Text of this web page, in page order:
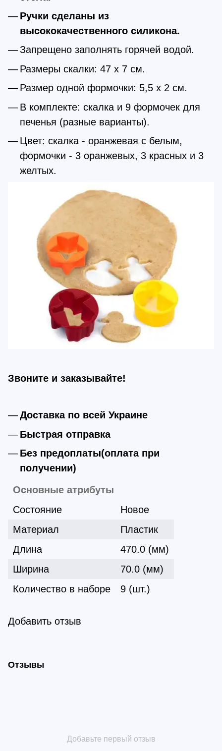
Ручки сделаны из
высококачественного силикона.
Запрещено заполнять горячей водой.
Размеры скалки: 47 x 7 см.
Размер одной формочки: 5,5 x 2 см.
В комплекте: скалка и 9 формочек для
печенья (разные варианты).
Цвет: скалка - оранжевая с белым,
формочки - 3 оранжевых, 3 красных и 3
желтых.
Звоните и заказывайте!
Доставка по всей Украине
Быстрая отправка
Без предоплаты(оплата при
получении)
Основные атрибуты
Состояние
Новое
Материал
Пластик
Длина
470.0 (мм)
Ширина
70.0 (мм)
Количество в наборе
9 (шт.)
Добавить отзыв
Отзывы
Добавьте первый отзыв